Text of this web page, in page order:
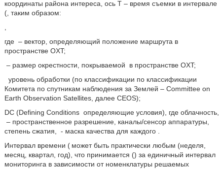
координаты района интереса, ось T – время съемки в интервале
(, таким образом:
где – вектор, определяющий положение маршрута в
пространстве OXT;
– размер окрестности, покрываемой
в пространстве OXT;
уровень обработки (по классификации по классификации
Комитета по спутникам наблюдения за Землей – Committee on
Earth Observation Satellites, далее CEOS);
DC (Defining Conditions определяющие условия), где облачность,
– пространственное разрешение, каналы/сенсор аппаратуры,
степень сжатия,
- маска качества для каждого
Интервал времени ( может быть практически любым (неделя,
месяц, квартал, год), что принимается () за единичный интервал
мониторинга в зависимости от номенклатуры решаемых